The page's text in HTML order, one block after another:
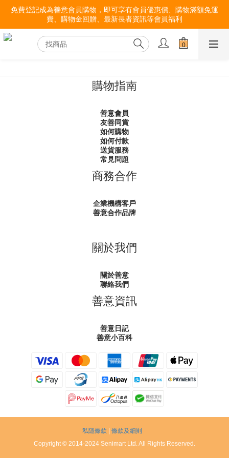
免費登記成為善意會員購物，即可享有會員優惠價、購物滿額免運
費、購物金回贈、最新長者資訊等會員福利
購物指南
善意會員
友善同賞
如何購物
如何付款
送貨服務
常見問題
商務合作
企業機構客戶
善意合作品牌
關於我們
關於善意
聯絡我們
善意資訊
善意日記
善意小百科
私隱條款
條款及細則
Copyright © 2014-2024 Senimart Ltd. All Rights Reserved.